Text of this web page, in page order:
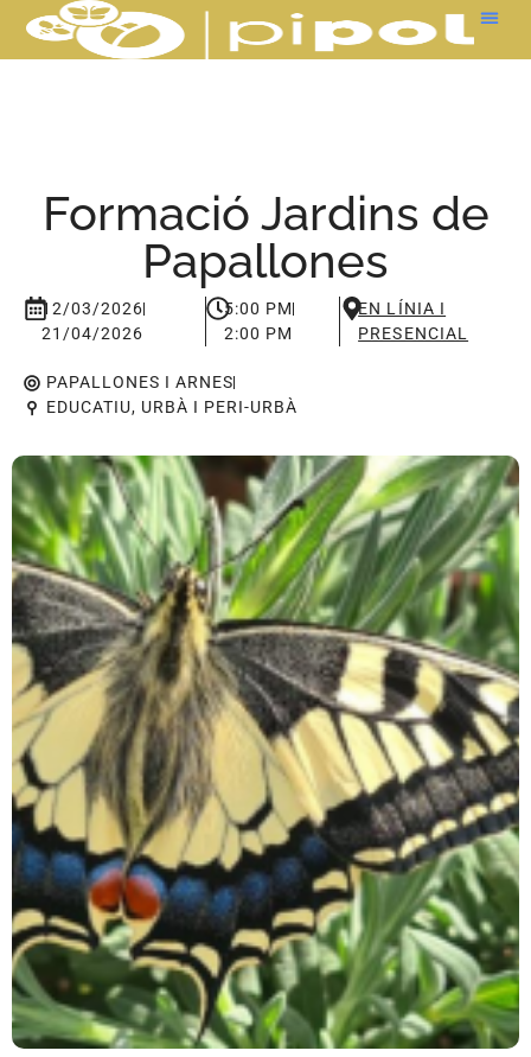
Formació Jardins de
Papallones
12/03/2026
21/04/2026
5:00 PM
2:00 PM
EN LÍNIA I
PRESENCIAL
PAPALLONES I ARNES
EDUCATIU, URBÀ I PERI-URBÀ